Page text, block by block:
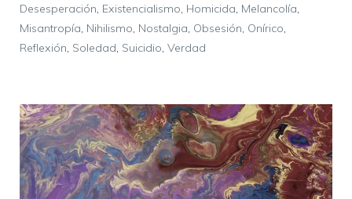
Desesperación Existencialismo Homicida Melancolía
Misantropía Nihilismo Nostalgia Obsesión Onírico
Reflexión Soledad Suicidio Verdad